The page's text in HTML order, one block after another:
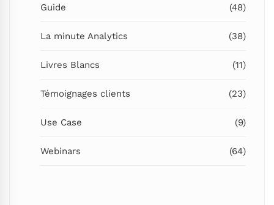
Guide (48)
La minute Analytics (38)
Livres Blancs (11)
Témoignages clients (23)
Use Case (9)
Webinars (64)